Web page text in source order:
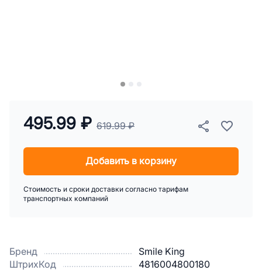
Бренд
Smile King
ШтрихКод
4816004800180
495.99 ₽ 619.99 ₽
Добавить в корзину
Стоимость и сроки доставки согласно тарифам
транспортных компаний